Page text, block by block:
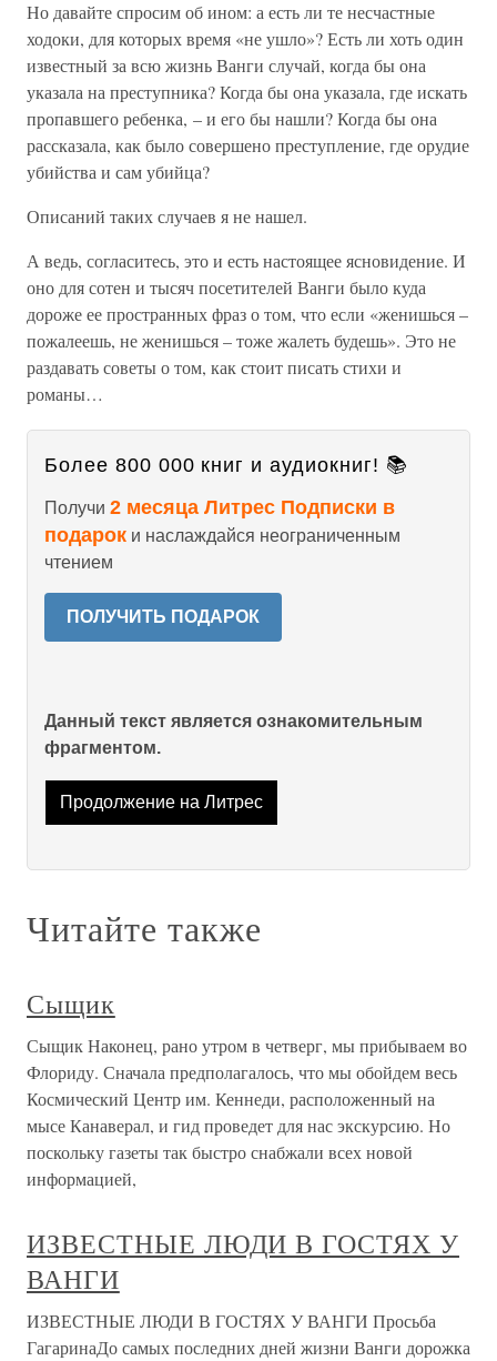
Но давайте спросим об ином: а есть ли те несчастные
ходоки, для которых время «не ушло»? Есть ли хоть один
известный за всю жизнь Ванги случай, когда бы она
указала на преступника? Когда бы она указала, где искать
пропавшего ребенка, – и его бы нашли? Когда бы она
рассказала, как было совершено преступление, где орудие
убийства и сам убийца?
Описаний таких случаев я не нашел.
А ведь, согласитесь, это и есть настоящее ясновидение. И
оно для сотен и тысяч посетителей Ванги было куда
дороже ее пространных фраз о том, что если «женишься –
пожалеешь, не женишься – тоже жалеть будешь». Это не
раздавать советы о том, как стоит писать стихи и
романы…
Более 800 000 книг и аудиокниг! 📚
Получи 2 месяца Литрес Подписки в
подарок и наслаждайся неограниченным
чтением
ПОЛУЧИТЬ ПОДАРОК
Данный текст является ознакомительным
фрагментом.
Продолжение на Литрес
Читайте также
Сыщик
Сыщик Наконец, рано утром в четверг, мы прибываем во
Флориду. Сначала предполагалось, что мы обойдем весь
Космический Центр им. Кеннеди, расположенный на
мысе Канаверал, и гид проведет для нас экскурсию. Но
поскольку газеты так быстро снабжали всех новой
информацией,
ИЗВЕСТНЫЕ ЛЮДИ В ГОСТЯХ У
ВАНГИ
ИЗВЕСТНЫЕ ЛЮДИ В ГОСТЯХ У ВАНГИ Просьба
ГагаринаДо самых последних дней жизни Ванги дорожка